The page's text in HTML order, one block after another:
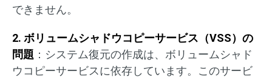
できません。
2. ボリュームシャドウコピーサービス（VSS）の
問題 ：システム復元の作成は、ボリュームシャド
ウコピーサービスに依存しています。このサービ